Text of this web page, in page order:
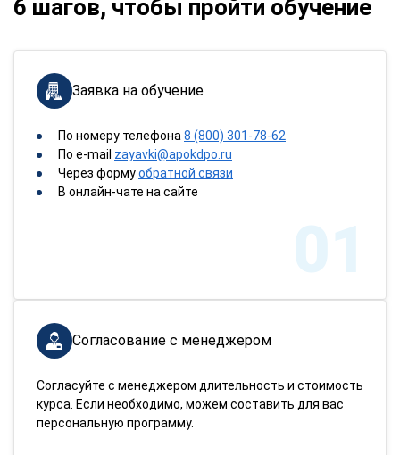
6 шагов, чтобы пройти обучение
Заявка на обучение
По номеру телефона 8 (800) 301-78-62
По e-mail zayavki@apokdpo.ru
Через формуобратной связи
В онлайн-чате на сайте
01
Согласование с менеджером
Согласуйте с менеджером длительность и стоимость
курса. Если необходимо, можем составить для вас
персональную программу.